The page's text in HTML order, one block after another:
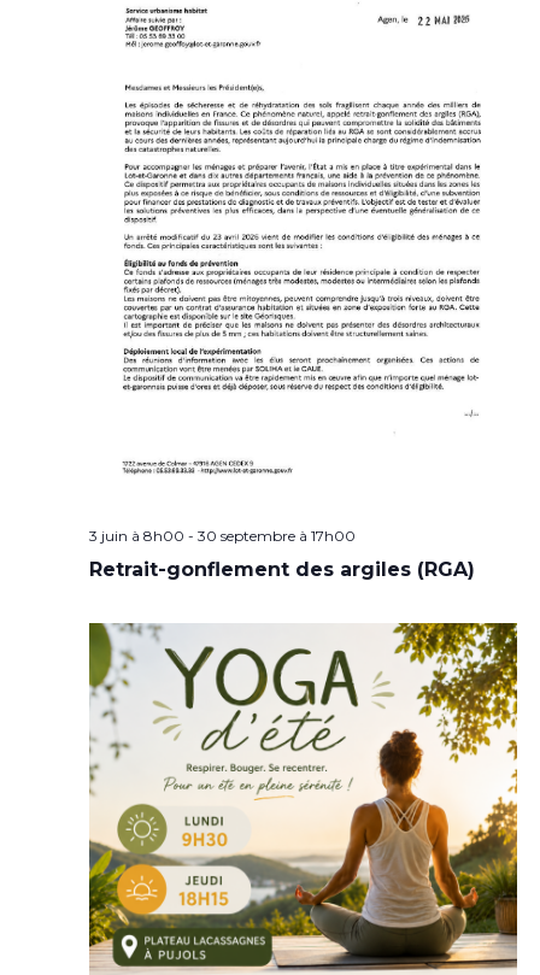
3 juin à 8h00 - 30 septembre à 17h00
Retrait-gonflement des argiles (RGA)